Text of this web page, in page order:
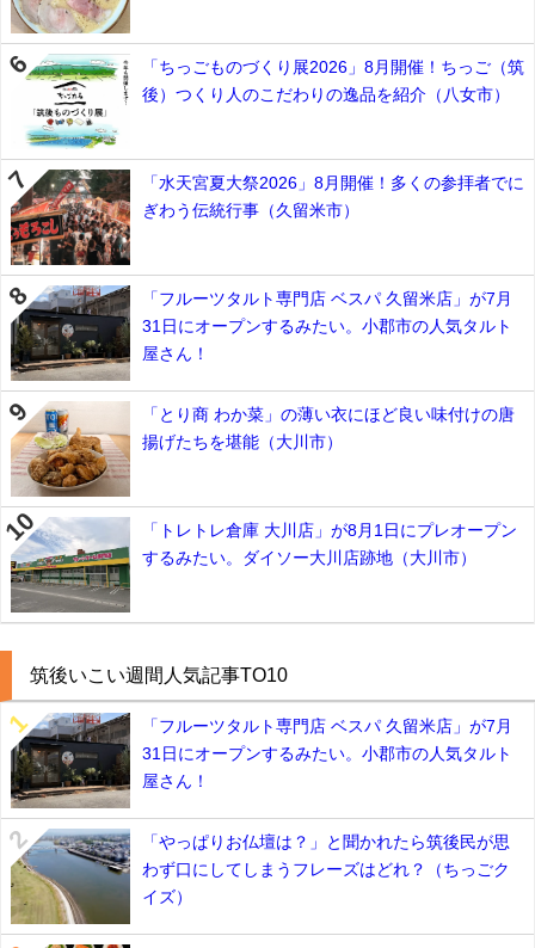
「ちっごものづくり展2026」8月開催！ちっご（筑
後）つくり人のこだわりの逸品を紹介（八女市）
「水天宮夏大祭2026」8月開催！多くの参拝者でに
ぎわう伝統行事（久留米市）
「フルーツタルト専門店 ベスパ 久留米店」が7月
31日にオープンするみたい。小郡市の人気タルト
屋さん！
「とり商 わか菜」の薄い衣にほど良い味付けの唐
揚げたちを堪能（大川市）
「トレトレ倉庫 大川店」が8月1日にプレオープン
するみたい。ダイソー大川店跡地（大川市）
筑後いこい週間人気記事TO10
「フルーツタルト専門店 ベスパ 久留米店」が7月
31日にオープンするみたい。小郡市の人気タルト
屋さん！
「やっぱりお仏壇は？」と聞かれたら筑後民が思
わず口にしてしまうフレーズはどれ？（ちっごク
イズ）